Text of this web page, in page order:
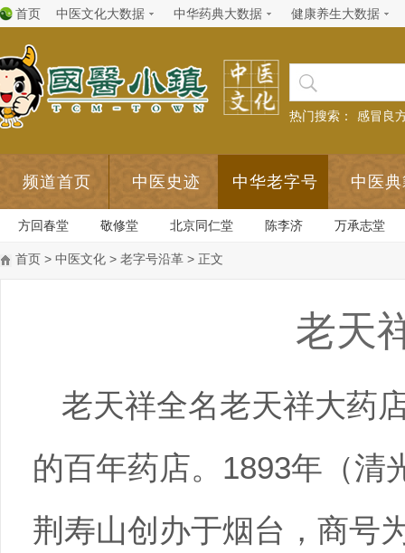
首页 中医文化大数据 中华药典大数据 健康养生大数据
热门搜索： 感冒良
频道首页 中医史迹 中华老字号 中医
方回春堂 敬修堂 北京同仁堂 陈李济 万承志堂
首页 > 中医文化 > 老字号沿革 > 正文
老天
老天祥全名老天祥大药
的百年药店。1893年（清
荆寿山创办于烟台，商号